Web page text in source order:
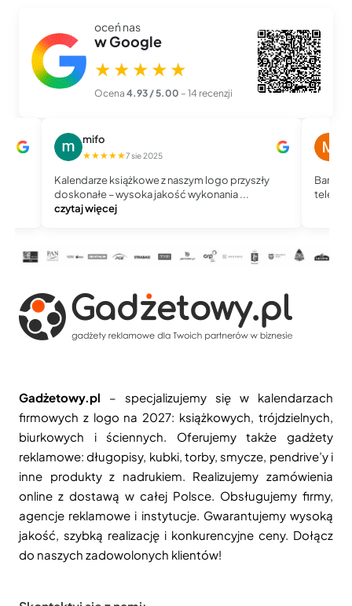
oceń nas
w Google
★★★★★
Ocena 4.93 / 5.00 – 14 recenzji
mifo
★★★★★7 sie 2025
Kalendarze książkowe z naszym logo przyszły
doskonałe – wysoka jakość wykonania ...
czytaj więcej
Bardzo
Gadżetowy.pl – specjalizujemy się w kalendarzach
firmowych z logo na 2027: książkowych, trójdzielnych,
biurkowych i ściennych. Oferujemy także gadżety
reklamowe: długopisy, kubki, torby, smycze, pendrive’y i
inne produkty z nadrukiem. Realizujemy zamówienia
online z dostawą w całej Polsce. Obsługujemy firmy,
agencje reklamowe i instytucje. Gwarantujemy wysoką
jakość, szybką realizację i konkurencyjne ceny. Dołącz
do naszych zadowolonych klientów!